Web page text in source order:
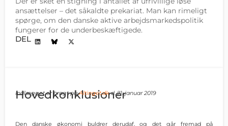
ansættelser – det såkaldte prekariat. Man kan rimeligt
spørge, om den danske aktive arbejdsmarkedspolitik
fungerer for de underbeskæftigede.
DEL
Hovedkonklusioner
Indlægget er bragt påAltinget.dkd. 21. januar 2019
Den danske økonomi buldrer derudaf, og det går fremad på